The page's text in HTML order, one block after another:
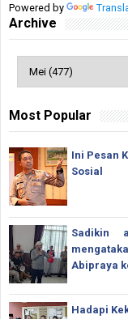
Powered by
Archive
Most Popular
Ini Pesan
Sosial
Sadikin
Abipraya
Hadapi